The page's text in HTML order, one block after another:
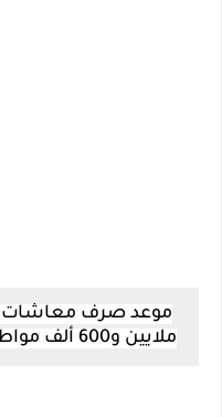
ملايين و600 ألف مواطن.